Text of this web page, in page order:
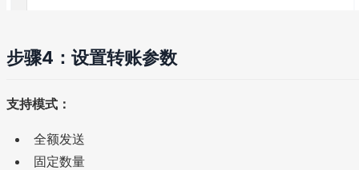
步骤4：设置转账参数
支持模式：
全额发送
固定数量